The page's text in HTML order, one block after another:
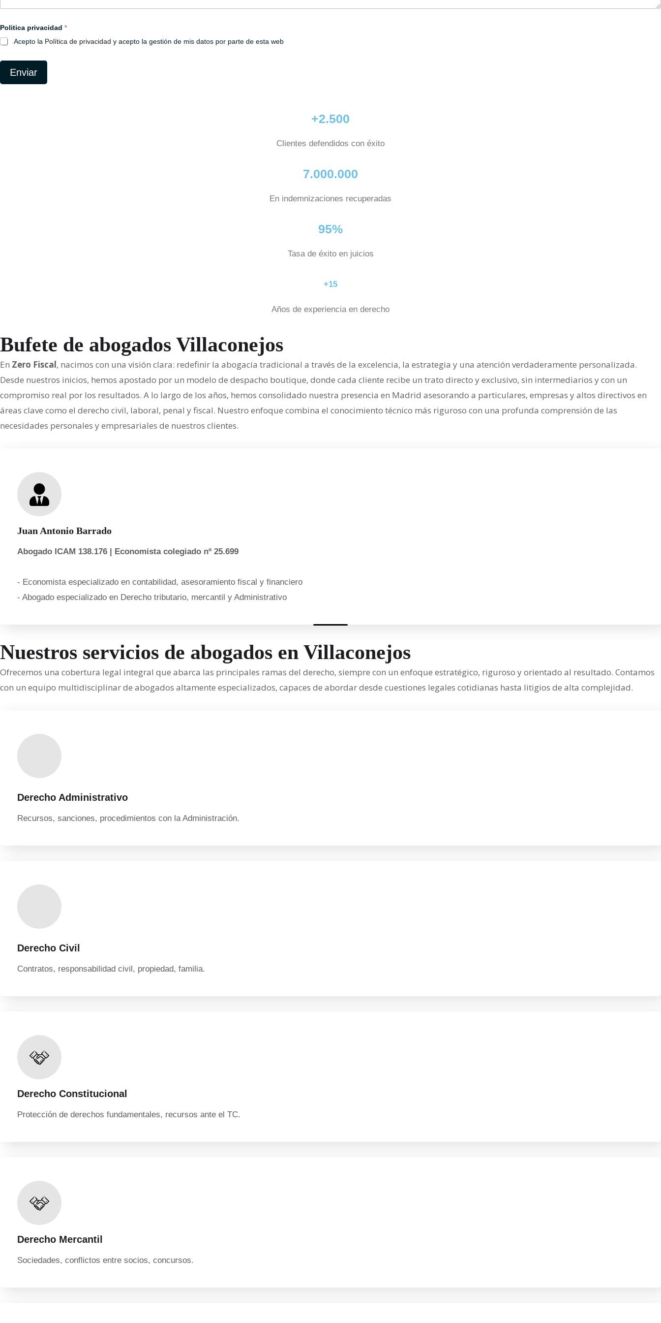
Politica privacidad *
Acepto la Política de privacidad y acepto la gestión de mis datos por parte de esta web
Enviar
+2.500
Clientes defendidos con éxito
7.000.000
En indemnizaciones recuperadas
95%
Tasa de éxito en juicios
+15
Años de experiencia en derecho
Bufete de abogados Villaconejos
En Zero Fiscal, nacimos con una visión clara: redefinir la abogacía tradicional a través de la excelencia, la estrategia y una atención verdaderamente personalizada.
Desde nuestros inicios, hemos apostado por un modelo de despacho boutique, donde cada cliente recibe un trato directo y exclusivo, sin intermediarios y con un
compromiso real por los resultados. A lo largo de los años, hemos consolidado nuestra presencia en Madrid asesorando a particulares, empresas y altos directivos en
áreas clave como el derecho civil, laboral, penal y fiscal. Nuestro enfoque combina el conocimiento técnico más riguroso con una profunda comprensión de las
necesidades personales y empresariales de nuestros clientes.
Juan Antonio Barrado
Abogado ICAM 138.176 | Economista colegiado nº 25.699
- Economista especializado en contabilidad, asesoramiento fiscal y financiero
- Abogado especializado en Derecho tributario, mercantil y Administrativo
Nuestros servicios de abogados en Villaconejos
Ofrecemos una cobertura legal integral que abarca las principales ramas del derecho, siempre con un enfoque estratégico, riguroso y orientado al resultado. Contamos
con un equipo multidisciplinar de abogados altamente especializados, capaces de abordar desde cuestiones legales cotidianas hasta litigios de alta complejidad.
Derecho Administrativo
Recursos, sanciones, procedimientos con la Administración.
Derecho Civil
Contratos, responsabilidad civil, propiedad, familia.
Derecho Constitucional
Protección de derechos fundamentales, recursos ante el TC.
Derecho Mercantil
Sociedades, conflictos entre socios, concursos.